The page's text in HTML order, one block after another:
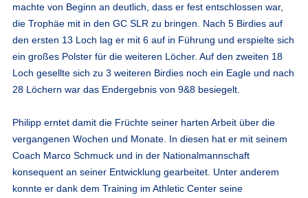
machte von Beginn an deutlich, dass er fest entschlossen war,
die Trophäe mit in den GC SLR zu bringen. Nach 5 Birdies auf
den ersten 13 Loch lag er mit 6 auf in Führung und erspielte sich
ein großes Polster für die weiteren Löcher. Auf den zweiten 18
Loch gesellte sich zu 3 weiteren Birdies noch ein Eagle und nach
28 Löchern war das Endergebnis von 9&8 besiegelt.
Philipp erntet damit die Früchte seiner harten Arbeit über die
vergangenen Wochen und Monate. In diesen hat er mit seinem
Coach Marco Schmuck und in der Nationalmannschaft
konsequent an seiner Entwicklung gearbeitet. Unter anderem
konnte er dank dem Training im Athletic Center seine